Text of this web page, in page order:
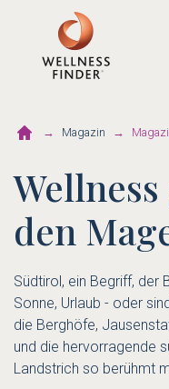
Magazin
den
Südtirol, ein Begriff, der
Sonne, Urlaub - oder
die Berghöfe,
und die hervorragende
Landstrich so berühmt